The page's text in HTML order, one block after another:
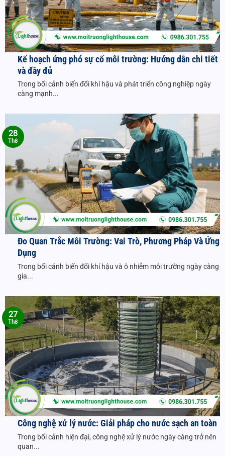
Kế hoạch ứng phó sự cố môi trường: Hướng dẫn chi tiết
và đầy đủ
Trong bối cảnh biến đổi khí hậu và phát triển công nghiệp ngày
càng mạnh...
Đo Quan Trắc Môi Trường: Vai Trò, Phương Pháp Và Ứng
Dụng
Trong bối cảnh biến đổi khí hậu và ô nhiễm môi trường ngày càng
gia...
28
Th8
Công nghệ xử lý nước: Giải pháp cho nước sạch an toàn
Trong bối cảnh hiện đại, công nghệ xử lý nước ngày càng trở nên
quan...
27
Th8